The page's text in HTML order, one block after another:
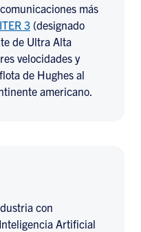
más
3 (designado
de Ultra Alta
velocidades y
de Hughes al
americano.
con
Artificial